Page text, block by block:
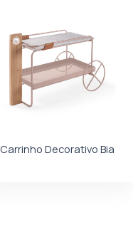
Carrinho Decorativo Bia